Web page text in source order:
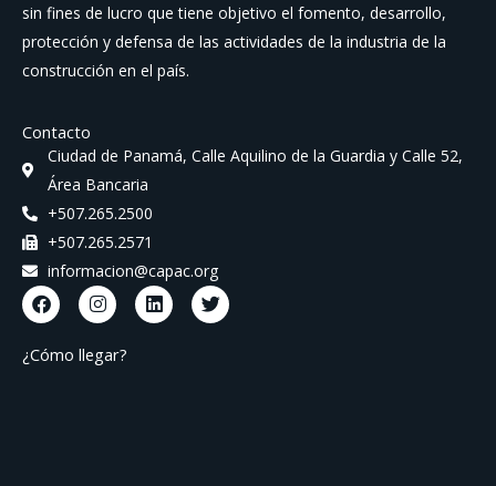
sin fines de lucro que tiene objetivo el fomento, desarrollo,
protección y defensa de las actividades de la industria de la
construcción en el país.
Contacto
Ciudad de Panamá, Calle Aquilino de la Guardia y Calle 52,
Área Bancaria
+507.265.2500
+507.265.2571
informacion@capac.org
F
a
c
e
b
I
n
s
t
a
L
i
n
T
w
i
¿Cómo llegar?